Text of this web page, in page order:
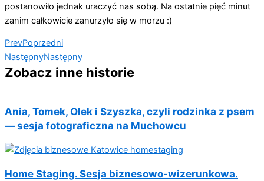
postanowiło jednak uraczyć nas sobą. Na ostatnie pięć minut
zanim całkowicie zanurzyło się w morzu :)
PrevPoprzedni
NastępnyNastępny
Zobacz inne historie
Ania, Tomek, Olek i Szyszka, czyli rodzinka z psem
— sesja fotograficzna na Muchowcu
Home Staging. Sesja biznesowo-wizerunkowa.